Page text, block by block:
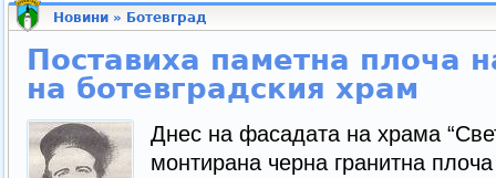
Новини» Ботевград
Поставиха паметна плоча
на ботевградския храм
Днес на фасадата на храма
монтирана черна гранитна